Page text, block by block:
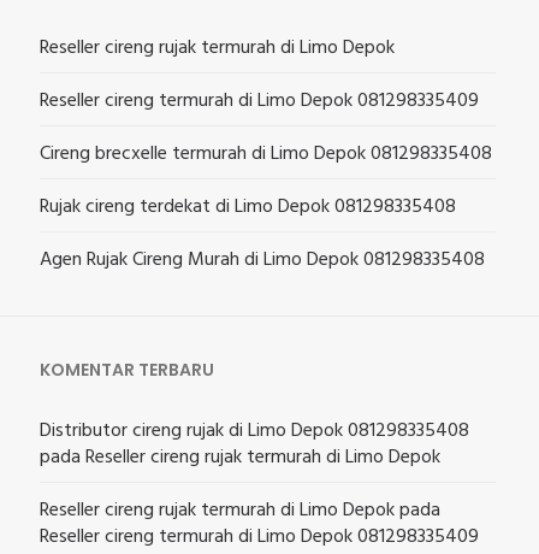
Reseller cireng rujak termurah di Limo Depok
Reseller cireng termurah di Limo Depok 081298335409
Cireng brecxelle termurah di Limo Depok 081298335408
Rujak cireng terdekat di Limo Depok 081298335408
Agen Rujak Cireng Murah di Limo Depok 081298335408
KOMENTAR TERBARU
Distributor cireng rujak di Limo Depok 081298335408
padaReseller cireng rujak termurah di Limo Depok
Reseller cireng rujak termurah di Limo Depokpada
Reseller cireng termurah di Limo Depok 081298335409